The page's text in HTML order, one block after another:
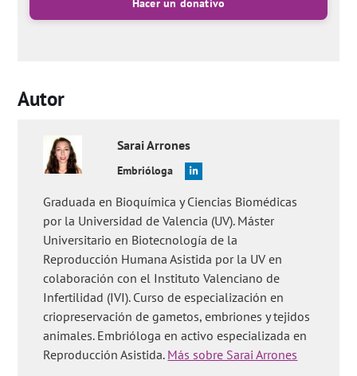
Hacer un donativo
Autor
SaraiArrones
Embrióloga
Graduada en Bioquímica y Ciencias Biomédicas
por la Universidad de Valencia (UV). Máster
Universitario en Biotecnología de la
Reproducción Humana Asistida por la UV en
colaboración con el Instituto Valenciano de
Infertilidad (IVI). Curso de especialización en
criopreservación de gametos, embriones y tejidos
animales. Embrióloga en activo especializada en
Reproducción Asistida. Más sobre Sarai Arrones